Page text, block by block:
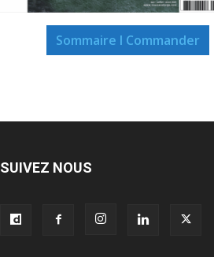
Sommaire I Commander
SUIVEZ NOUS